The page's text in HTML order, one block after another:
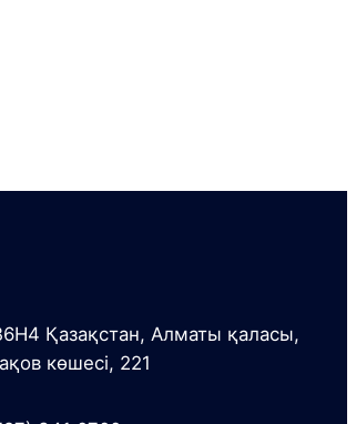
Қазақстан, Алматы қаласы,
көшесі, 221